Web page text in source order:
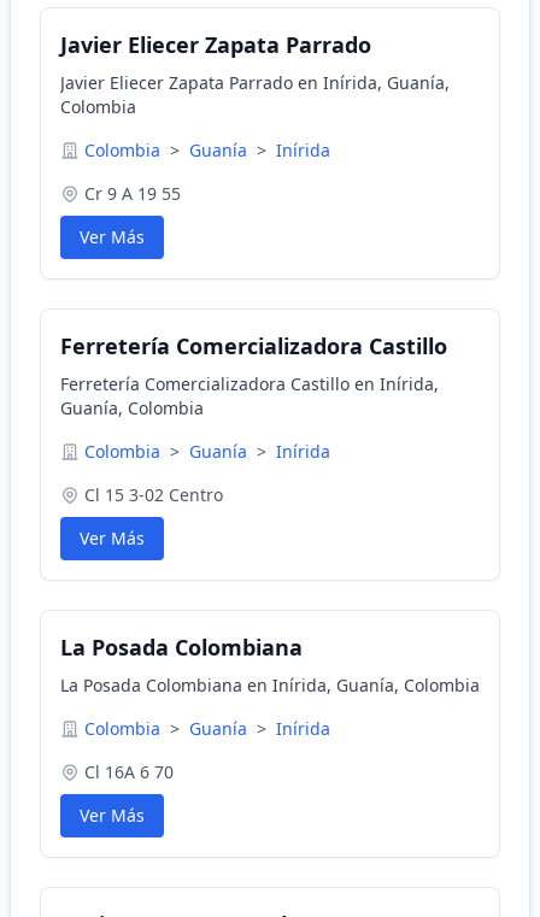
Javier Eliecer Zapata Parrado
Javier Eliecer Zapata Parrado en Inírida, Guanía,
Colombia
Colombia > Guanía > Inírida
Cr 9 A 19 55
Ver Más
Ferretería Comercializadora Castillo
Ferretería Comercializadora Castillo en Inírida,
Guanía, Colombia
Colombia > Guanía > Inírida
Cl 15 3-02 Centro
Ver Más
La Posada Colombiana
La Posada Colombiana en Inírida, Guanía, Colombia
Colombia > Guanía > Inírida
Cl 16A 6 70
Ver Más